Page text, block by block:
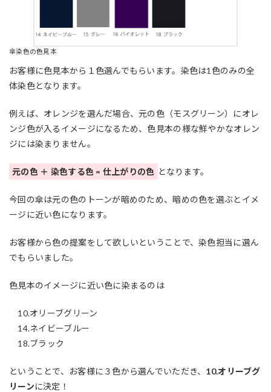
傘染色の色見本
お客様に色見本から１色選んでもらいます。染色は1色のみの全
体染色となります。
例えば、オレンジを選んだ場合、元の色（モスグリーン）にオレ
ンジ色が入るイメージになるため、色見本の様な鮮やかなオレン
ジには染まりません。
元の色 ＋ 染色する色 = 仕上がりの色 となります。
今回の傘は元の色のトーンが暗めのため、暗めの色を選ぶとイメ
ージに近い色になります。
お客様から色の提案をして欲しいということで、染色担当に選ん
でもらいました。
色見本のイメージに近い色に染まるのは
10.オリーブグリーン
14.ネイビーブルー
18.ブラック
ということで、お客様に３色から選んでいただき、 10.オリーブグ
リーンに決定！